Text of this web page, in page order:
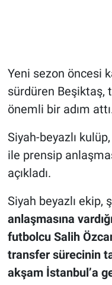
Yeni sezon öncesi
sürdüren Beşiktaş,
önemli bir adım
Siyah-beyazlı
ile prensip
açıkladı.
Siyah beyazlı ekip,
anlaşmasına
futbolcu Salih
transfer sürecinin
akşam İstanbul’a